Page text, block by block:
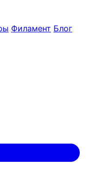
Филамент Блог